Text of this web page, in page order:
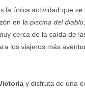
la única actividad que se
en la piscina del diablo
cerca de la caída de
los viajeros más
y disfruta de una